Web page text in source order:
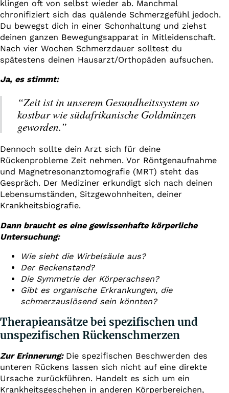
klingen oft von selbst wieder ab. Manchmal
chronifiziert sich das quälende Schmerzgefühl jedoch.
Du bewegst dich in einer Schonhaltung und ziehst
deinen ganzen Bewegungsapparat in Mitleidenschaft.
Nach vier Wochen Schmerzdauer solltest du
spätestens deinen Hausarzt/Orthopäden aufsuchen.
Ja, es stimmt:
“Zeit ist in unserem Gesundheitssystem so
kostbar wie südafrikanische Goldmünzen
geworden.”
Dennoch sollte dein Arzt sich für deine
Rückenprobleme Zeit nehmen. Vor Röntgenaufnahme
und Magnetresonanztomografie (MRT) steht das
Gespräch. Der Mediziner erkundigt sich nach deinen
Lebensumständen, Sitzgewohnheiten, deiner
Krankheitsbiografie.
Dann braucht es eine gewissenhafte körperliche
Untersuchung:
Wie sieht die Wirbelsäule aus?
Der Beckenstand?
Die Symmetrie der Körperachsen?
Gibt es organische Erkrankungen, die
schmerzauslösend sein könnten?
Therapieansätze bei spezifischen und
unspezifischen Rückenschmerzen
Zur Erinnerung: Die spezifischen Beschwerden des
unteren Rückens lassen sich nicht auf eine direkte
Ursache zurückführen. Handelt es sich um ein
Krankheitsgeschehen in anderen Körperbereichen,